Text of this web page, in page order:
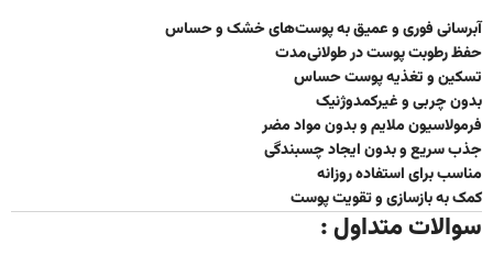
آبرسانی فوری و عمیق به پوست‌های خشک و حساس
حفظ رطوبت پوست در طولانی‌مدت
تسکین و تغذیه پوست حساس
بدون چربی و غیرکمدوژنیک
فرمولاسیون ملایم و بدون مواد مضر
جذب سریع و بدون ایجاد چسبندگی
مناسب برای استفاده روزانه
کمک به بازسازی و تقویت پوست
سوالات متداول :